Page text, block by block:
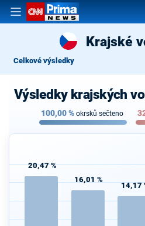
Krajské
Celkové výsledky
Výsledky krajských
100,00% okrsků sečteno
20,47 %
16,01 %
14,17